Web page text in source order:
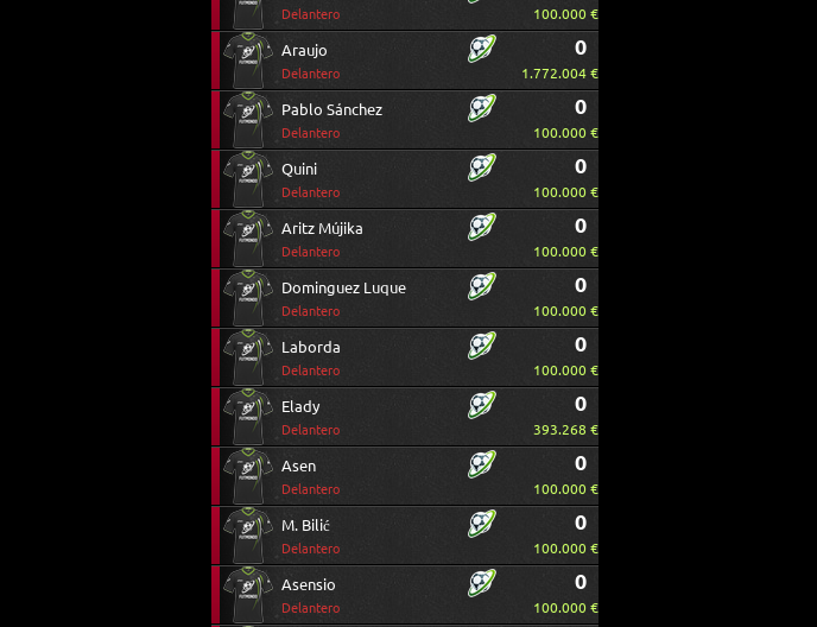
Delantero 100.000 €
Araujo
Delantero
0
1.772.004 €
Pablo Sánchez
Delantero
0
100.000 €
Quini
Delantero
0
100.000 €
Aritz Mújika
Delantero
0
100.000 €
Dominguez Luque
Delantero
0
100.000 €
Laborda
Delantero
0
100.000 €
Elady
Delantero
0
393.268 €
Asen
Delantero
0
100.000 €
M. Bilić
Delantero
0
100.000 €
Asensio
Delantero
0
100.000 €